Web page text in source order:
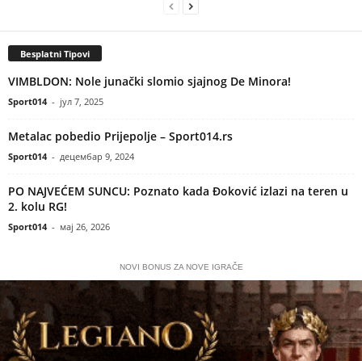
Besplatni Tipovi
VIMBLDON: Nole junački slomio sjajnog De Minora!
Sport014 - јул 7, 2025
Metalac pobedio Prijepolje – Sport014.rs
Sport014 - децембар 9, 2024
PO NAJVEĆEM SUNCU: Poznato kada Đoković izlazi na teren u
2. kolu RG!
Sport014 - мај 26, 2026
NOVI BONUS ZA NOVE IGRAČE